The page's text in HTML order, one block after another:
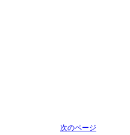
次のページ